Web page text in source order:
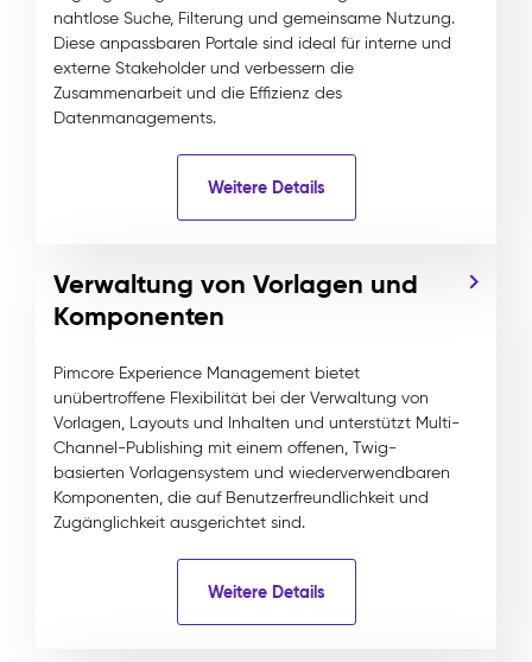
nahtlose Suche, Filterung und gemeinsame Nutzung.
Diese anpassbaren Portale sind ideal für interne und
externe Stakeholder und verbessern die
Zusammenarbeit und die Effizienz des
Datenmanagements.
Weitere Details
Verwaltung von Vorlagen und
Komponenten
Pimcore Experience Management bietet
unübertroffene Flexibilität bei der Verwaltung von
Vorlagen, Layouts und Inhalten und unterstützt Multi-
Channel-Publishing mit einem offenen, Twig-
basierten Vorlagensystem und wiederverwendbaren
Komponenten, die auf Benutzerfreundlichkeit und
Zugänglichkeit ausgerichtet sind.
Weitere Details